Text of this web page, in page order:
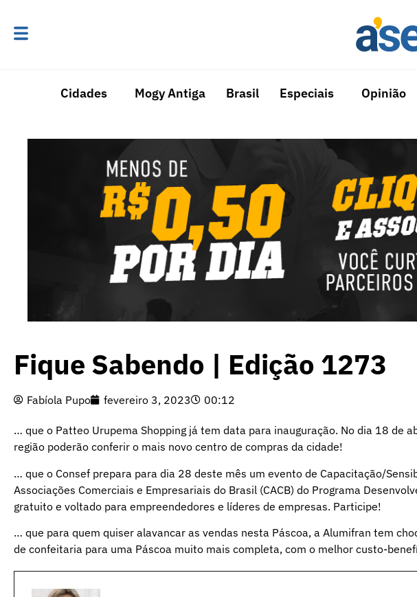
Cidades Mogy Antiga Brasil Especiais Opinião
Fique Sabendo | Edição 1273
Fabíola Pupo fevereiro 3, 2023 00:12
… que o Patteo Urupema Shopping já tem data para inauguração. No dia 18 de
região poderão conferir o mais novo centro de compras da cidade!
… que o Consef prepara para dia 28 deste mês um evento de Capacitação/
Associações Comerciais e Empresariais do Brasil (CACB) do Programa
gratuito e voltado para empreendedores e líderes de empresas. Participe!
… que para quem quiser alavancar as vendas nesta Páscoa, a Alumifran tem
de confeitaria para uma Páscoa muito mais completa, com o melhor custo-